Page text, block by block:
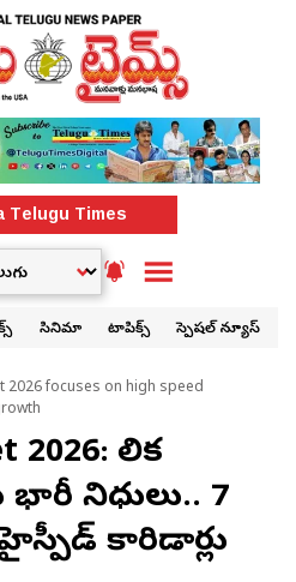
Telugu Times
సినిమా టాపిక్స్ స్పెషల్ న్యూస్
2026 focuses on high speed
2026: మౌలిక
నిధులు.. 7
కారిడార్లు